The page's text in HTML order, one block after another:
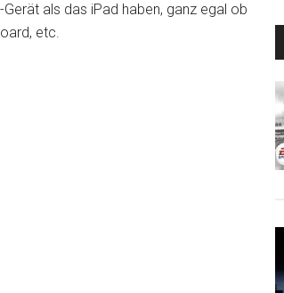
als das iPad haben, ganz egal ob
etc.